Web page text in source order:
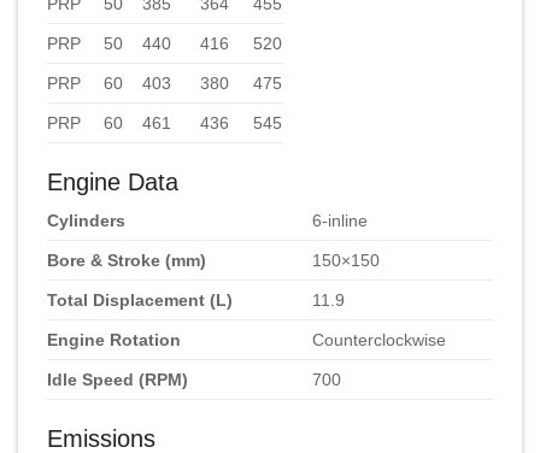
PRP 50 440 416 520
PRP 60 403 380 475
PRP 60 461 436 545
Engine Data
Cylinders 6-inline
Bore & Stroke (mm) 150×150
Total Displacement (L) 11.9
Engine Rotation Counterclockwise
Idle Speed (RPM) 700
Emissions